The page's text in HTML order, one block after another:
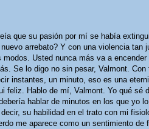
que su pasión por mí se había
arrebato? Y con una violencia tan
modos. Usted nunca más va a
Se lo digo no sin pesar, Valmont. Con
instantes, un minuto, eso es una
feliz. Hablo de mí, Valmont. Yo qué sé
hablar de minutos en los que yo
su habilidad en el trato con mi
me aparece como un sentimiento de